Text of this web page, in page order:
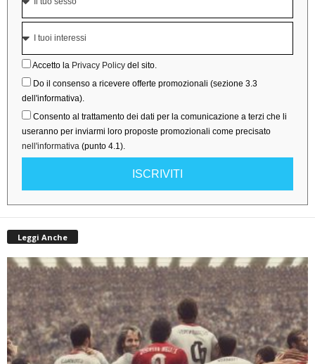
Accetto la Privacy Policy del sito.
Do il consenso a ricevere offerte promozionali (sezione 3.3
dell'informativa).
Consento al trattamento dei dati per la comunicazione a terzi che li
useranno per inviarmi loro proposte promozionali come precisato
nell'informativa (punto 4.1).
ISCRIVITI
Leggi Anche